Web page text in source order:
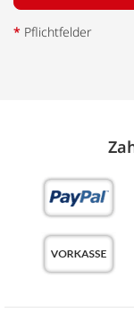
* Pflichtfelder